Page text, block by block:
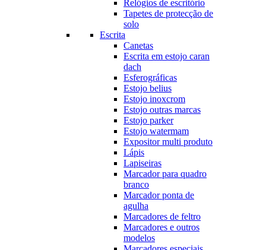
Relógios de escritório
Tapetes de protecção de
solo
Escrita
Canetas
Escrita em estojo caran
dach
Esferográficas
Estojo belius
Estojo inoxcrom
Estojo outras marcas
Estojo parker
Estojo watermam
Expositor multi produto
Lápis
Lapiseiras
Marcador para quadro
branco
Marcador ponta de
agulha
Marcadores de feltro
Marcadores e outros
modelos